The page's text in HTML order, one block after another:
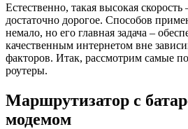
Естественно, такая высокая скорость
достаточно дорогое. Способов
немало, но его главная задача –
качественным интернетом вне
факторов. Итак, рассмотрим самые
роутеры.
Маршрутизатор с
модемом